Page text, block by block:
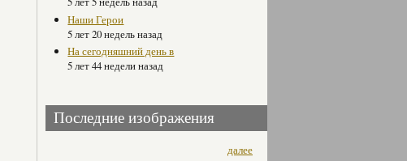
Наши Герои
5 лет 20 недель назад
На сегодняшний день в
5 лет 44 недели назад
Последние изображения
далее